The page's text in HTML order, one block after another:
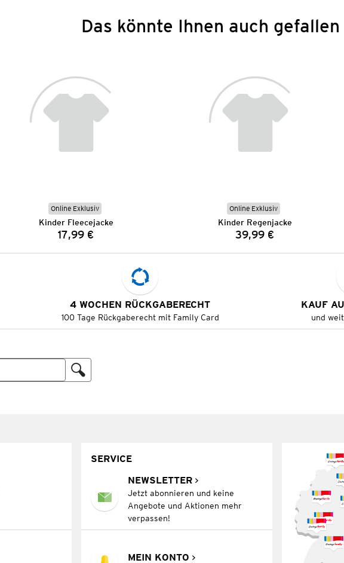
Das könnte Ihnen auch gefallen
Online Exklusiv
Kinder Fleecejacke
Preis:
17,99 €
Online Exklusiv
Kinder Regenjacke
Preis:
39,99 €
4 WOCHEN RÜCKGABERECHT
100 Tage Rückgaberecht mit Family Card
KAUF
und
SERVICE
NEWSLETTER
Jetzt abonnieren und keine
Angebote und Aktionen mehr
verpassen!
MEIN KONTO